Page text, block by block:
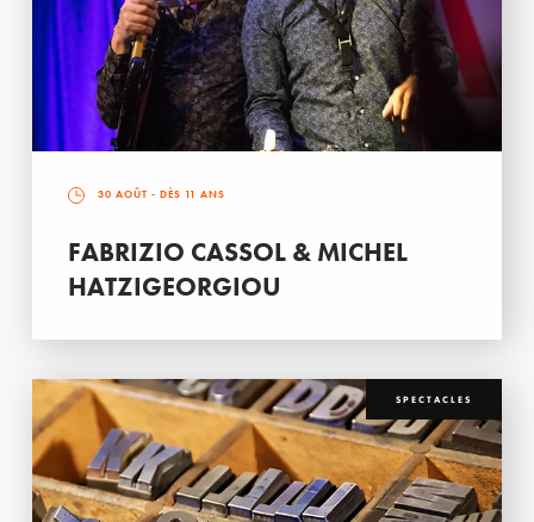
30 AOÛT - DÈS 11 ANS
FABRIZIO CASSOL & MICHEL
HATZIGEORGIOU
SPECTACLES